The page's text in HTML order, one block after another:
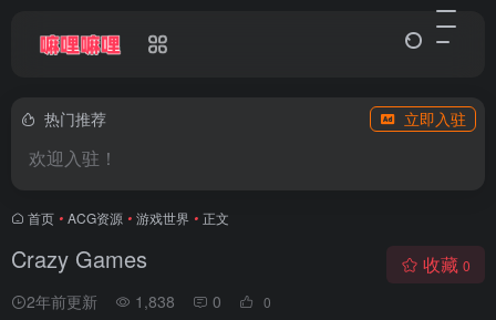
热门推荐 立即入驻
欢迎入驻！
首页 • ACG资源 • 游戏世界 • 正文
Crazy Games
2年前更新 1,838 0 0
收藏 0